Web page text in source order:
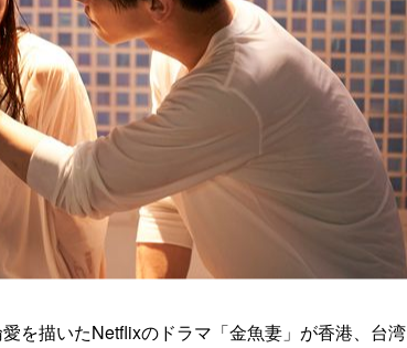
を描いたNetflixのドラマ「金魚妻」が香港、台湾